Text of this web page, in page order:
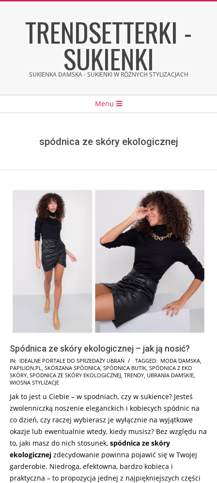
TRENDSETTERKI -
SUKIENKI
SUKIENKA DAMSKA - SUKIENKI W RÓŻNYCH STYLIZACJACH
Menu
spódnica ze skóry ekologicznej
Spódnica ze skóry ekologicznej – jak ją nosić?
2025-
03-
20
IN: IDEALNE PORTALE DO SPRZEDAŻY UBRAŃ TAGGED: MODA DAMSKA
PAPILION.PL
SKÓRZANA SPÓDNICA SPÓDNICA BUTIK SPÓDNICA Z EKO
SKÓRY SPÓDNICA ZE SKÓRY EKOLOGICZNEJ TRENDY UBRANIA DAMSKIE
WIOSNA STYLIZACJE
Jak to jest u Ciebie – w spodniach, czy w sukience? Jesteś
zwolenniczką noszenie eleganckich i kobiecych spódnic na
co dzień, czy raczej wybierasz je wyłącznie na wyjątkowe
okazje lub ewentualnie wtedy, kiedy musisz? Bez względu na
to, jaki masz do nich stosunek, spódnica ze skóry
ekologicznej zdecydowanie powinna pojawić się w Twojej
garderobie. Niedroga, efektowna, bardzo kobieca i
praktyczna – to propozycja jednej z najpiękniejszych części